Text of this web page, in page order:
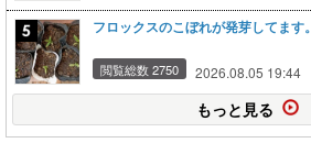
フロックスのこぼれが発芽してます。
閲覧総数 2750 2026.08.05 19:44
もっと見る